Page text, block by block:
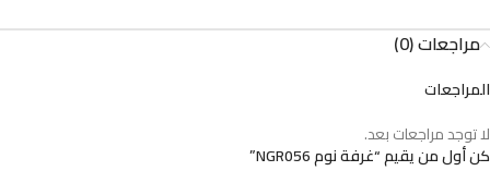
مراجعات (0)
المراجعات
لا توجد مراجعات بعد.
كن أول من يقيم “غرفة نوم NGR056”